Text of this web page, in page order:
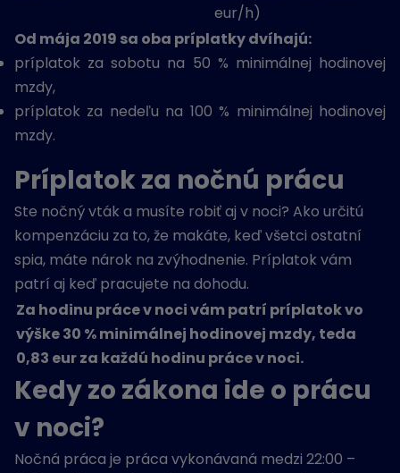
eur/h)
Od mája 2019 sa oba príplatky dvíhajú:
príplatok za sobotu na 50 % minimálnej hodinovej
mzdy,
príplatok za nedeľu na 100 % minimálnej hodinovej
mzdy.
Príplatok za nočnú prácu
Ste nočný vták a musíte robiť aj v noci? Ako určitú
kompenzáciu za to, že makáte, keď všetci ostatní
spia, máte nárok na zvýhodnenie. Príplatok vám
patrí aj keď pracujete na dohodu.
Za hodinu práce v noci vám patrí príplatok vo
výške 30 % minimálnej hodinovej mzdy, teda
0,83 eur za každú hodinu práce v noci.
Kedy zo zákona ide o prácu
v noci?
Nočná práca je práca vykonávaná medzi 22:00 –